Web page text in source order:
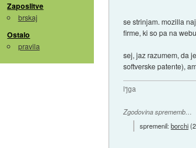
Zaposlitve
brskaj
Ostalo
pravila
se strinjam. mozilla
firme, ki so pa na
sej, jaz razumem, da
softverske patente),
l'jga
Zgodovina sprememb…
spremenil:borchi(